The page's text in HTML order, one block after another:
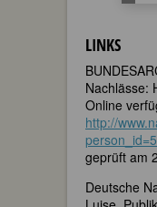
LINKS
Nachlässe:
Online
http://
geprüft am
Deutsche